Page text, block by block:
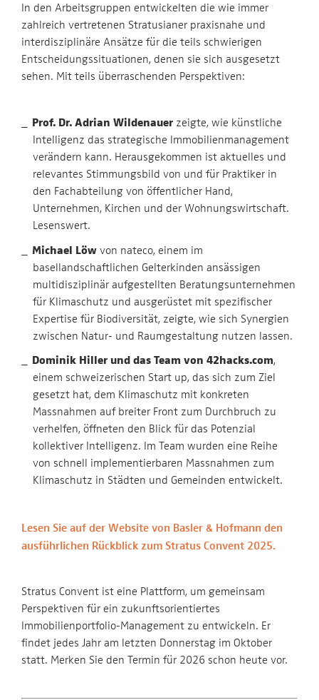
In den Arbeitsgruppen entwickelten die wie immer
zahlreich vertretenen Stratusianer praxisnahe und
interdisziplinäre Ansätze für die teils schwierigen
Entscheidungssituationen, denen sie sich ausgesetzt
sehen. Mit teils überraschenden Perspektiven:
Prof. Dr. Adrian Wildenauer zeigte, wie künstliche
Intelligenz das strategische Immobilienmanagement
verändern kann. Herausgekommen ist aktuelles und
relevantes Stimmungsbild von und für Praktiker in
den Fachabteilung von öffentlicher Hand,
Unternehmen, Kirchen und der Wohnungswirtschaft.
Lesenswert.
Michael Löw von nateco, einem im
basellandschaftlichen Gelterkinden ansässigen
multidisziplinär aufgestellten Beratungsunternehmen
für Klimaschutz und ausgerüstet mit spezifischer
Expertise für Biodiversität, zeigte, wie sich Synergien
zwischen Natur- und Raumgestaltung nutzen lassen.
Dominik Hiller und das Team von 42hacks.com,
einem schweizerischen Start up, das sich zum Ziel
gesetzt hat, dem Klimaschutz mit konkreten
Massnahmen auf breiter Front zum Durchbruch zu
verhelfen, öffneten den Blick für das Potenzial
kollektiver Intelligenz. Im Team wurden eine Reihe
von schnell implementierbaren Massnahmen zum
Klimaschutz in Städten und Gemeinden entwickelt.
Lesen Sie auf der Website von Basler & Hofmann den
ausführlichen Rückblick zum Stratus Convent 2025.
Stratus Convent ist eine Plattform, um gemeinsam
Perspektiven für ein zukunftsorientiertes
Immobilienportfolio-Management zu entwickeln. Er
findet jedes Jahr am letzten Donnerstag im Oktober
statt. Merken Sie den Termin für 2026 schon heute vor.